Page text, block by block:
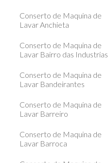
Conserto de Maquina de
Lavar Anchieta
Conserto de Maquina de
Lavar Bairro das Industrias
Conserto de Maquina de
Lavar Bandeirantes
Conserto de Maquina de
Lavar Barreiro
Conserto de Maquina de
Lavar Barroca